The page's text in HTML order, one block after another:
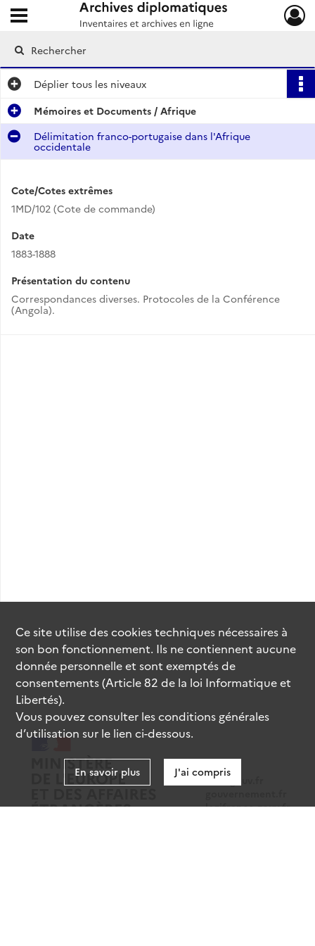
Archives diplomatiques
Ouvrir le menu déroulant
Déplier tous les niveaux
Mémoires et Documents / Afrique
Délimitation franco-portugaise dans l'Afrique
occidentale
Cote/Cotes extrêmes
1MD/102 (Cote de commande)
Date
1883-1888
Présentation du contenu
Correspondances diverses. Protocoles de la Conférence
(Angola).
data.gouv.fr
legifrance.gouv.fr
Ce site utilise descookiestechniques nécessaires à
son bon fonctionnement. Ils ne contiennent aucune
donnée personnelle et sont exemptés de
consentements (Article 82 de la loi Informatique et
Libertés).
Vous pouvez consulter les conditions générales
d’utilisation sur le lien ci-dessous.
En savoir plus J'ai compris